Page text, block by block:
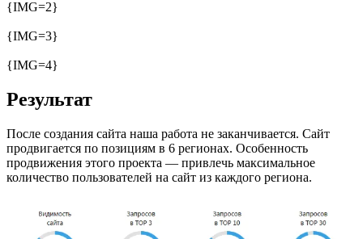
{IMG=2}
{IMG=3}
{IMG=4}
Результат
После создания сайта наша работа не заканчивается. Сайт
продвигается по позициям в 6 регионах. Особенность
продвижения этого проекта — привлечь максимальное
количество пользователей на сайт из каждого региона.